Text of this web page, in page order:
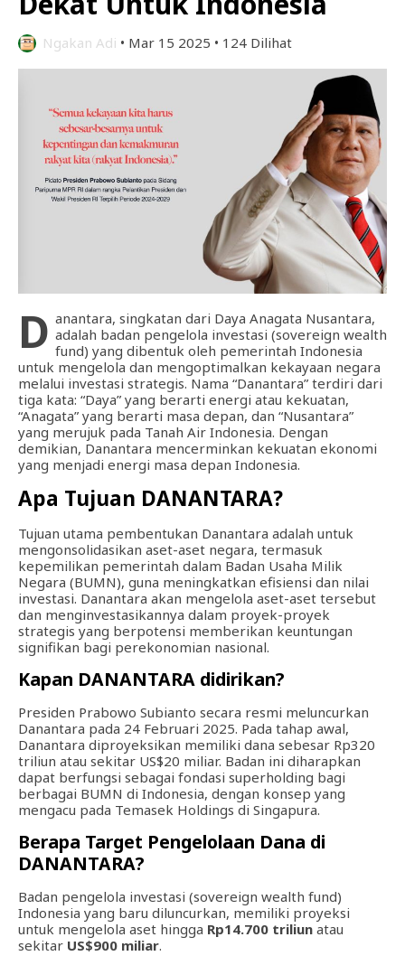
Ngakan Adi • Mar 15 2025 • 124 Dilihat
D anantara, singkatan dari Daya Anagata Nusantara,
adalah badan pengelola investasi (sovereign wealth
fund) yang dibentuk oleh pemerintah Indonesia
untuk mengelola dan mengoptimalkan kekayaan negara
melalui investasi strategis. Nama “Danantara” terdiri dari
tiga kata: “Daya” yang berarti energi atau kekuatan,
“Anagata” yang berarti masa depan, dan “Nusantara”
yang merujuk pada Tanah Air Indonesia. Dengan
demikian, Danantara mencerminkan kekuatan ekonomi
yang menjadi energi masa depan Indonesia.
Apa Tujuan DANANTARA?
Tujuan utama pembentukan Danantara adalah untuk
mengonsolidasikan aset-aset negara, termasuk
kepemilikan pemerintah dalam Badan Usaha Milik
Negara (BUMN), guna meningkatkan efisiensi dan nilai
investasi. Danantara akan mengelola aset-aset tersebut
dan menginvestasikannya dalam proyek-proyek
strategis yang berpotensi memberikan keuntungan
signifikan bagi perekonomian nasional.
Kapan DANANTARA didirikan?
Presiden Prabowo Subianto secara resmi meluncurkan
Danantara pada 24 Februari 2025. Pada tahap awal,
Danantara diproyeksikan memiliki dana sebesar Rp320
triliun atau sekitar US$20 miliar. Badan ini diharapkan
dapat berfungsi sebagai fondasi superholding bagi
berbagai BUMN di Indonesia, dengan konsep yang
mengacu pada Temasek Holdings di Singapura.
Berapa Target Pengelolaan Dana di
DANANTARA?
Badan pengelola investasi (sovereign wealth fund)
Indonesia yang baru diluncurkan, memiliki proyeksi
untuk mengelola aset hingga Rp14.700 triliun atau
sekitar US$900 miliar.